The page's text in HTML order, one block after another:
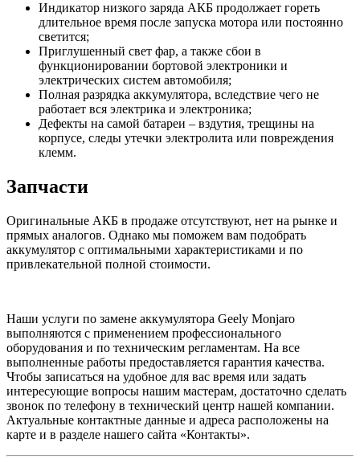
Индикатор низкого заряда АКБ продолжает гореть
длительное время после запуска мотора или постоянно
светится;
Приглушенный свет фар, а также сбои в
функционировании бортовой электроники и
электрических систем автомобиля;
Полная разрядка аккумулятора, вследствие чего не
работает вся электрика и электроника;
Дефекты на самой батареи – вздутия, трещины на
корпусе, следы утечки электролита или повреждения
клемм.
Запчасти
Оригинальные АКБ в продаже отсутствуют, нет на рынке и
прямых аналогов. Однако мы поможем вам подобрать
аккумулятор с оптимальными характеристиками и по
привлекательной полной стоимости.
Наши услуги по замене аккумулятора Geely Monjaro
выполняются с применением профессионального
оборудования и по техническим регламентам. На все
выполненные работы предоставляется гарантия качества.
Чтобы записаться на удобное для вас время или задать
интересующие вопросы нашим мастерам, достаточно сделать
звонок по телефону в технический центр нашей компании.
Актуальные контактные данные и адреса расположены на
карте и в разделе нашего сайта «Контакты».